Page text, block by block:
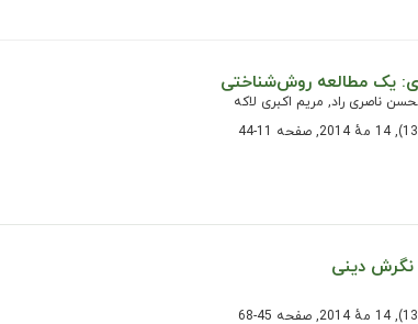
یک مطالعه روش‌شناختی
ناصری راد, مریم اکبری لاکه
دینی